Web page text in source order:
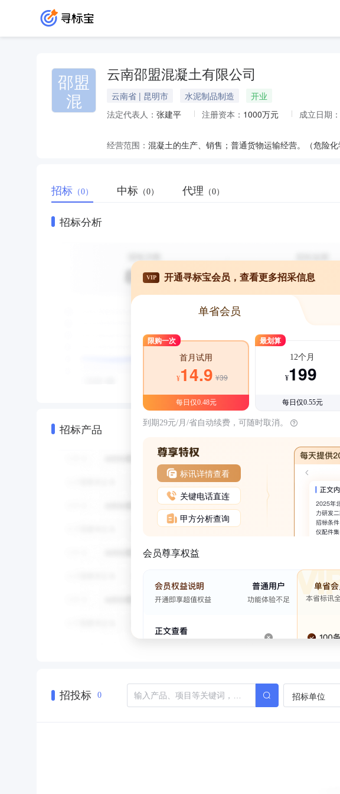
邵盟
混
云南邵盟混凝土有限公司
云南省 | 昆明市 水泥制品制造
开业
法定代表人： 张建平 注册资本： 1000万元 成立日期：
经营范围：
招标 （0） 中标 （0） 代理 （0）
招标分析
招标产品
VIP 开通寻标宝会员，查看更多招采信息
单省会员
限购一次
首月试用
¥14.9 ¥39
每日仅0.48元
最划算
12个月
¥199
每日仅0.55元
到期29元/月/省自动续费，可随时取消。
标讯详情查看
关键电话直连
甲方分析查询
会员尊享权益
招投标 0 招标单位